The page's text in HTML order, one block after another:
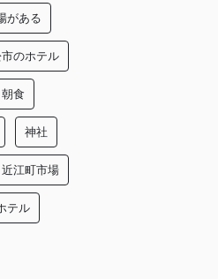
がある
のホテル
朝食
神社
近江町市場
テル